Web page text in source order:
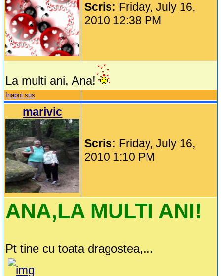
Scris: Friday, July 16,
2010 12:38 PM
La multi ani, Ana!
Inapoi sus
marivic
Scris: Friday, July 16,
2010 1:10 PM
ANA,LA MULTI ANI!
Pt tine cu toata dragostea,...